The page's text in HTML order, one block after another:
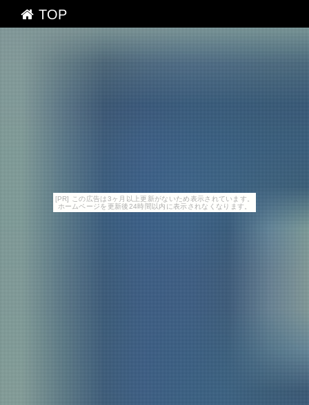
[PR] この広告は3ヶ月以上更新がないため表示されています。
ホームページを更新後24時間以内に表示されなくなります。
TOP